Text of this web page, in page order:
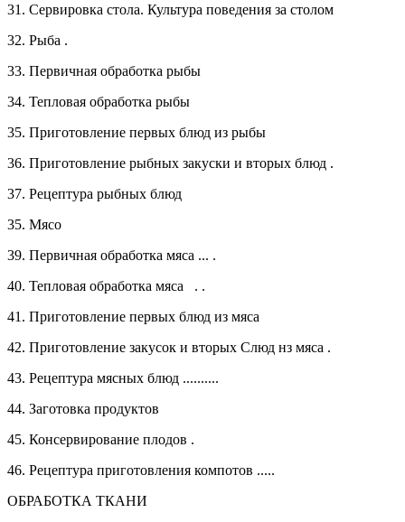
31. Сервировка стола. Культура поведения за столом
32. Рыба .
33. Первичная обработка рыбы
34. Тепловая обработка рыбы
35. Приготовление первых блюд из рыбы
36. Приготовление рыбных закуски и вторых блюд .
37. Рецептура рыбных блюд
35. Мясо
39. Первичная обработка мяса ... .
40. Тепловая обработка мяса
. .
41. Приготовление первых блюд из мяса
42. Приготовление закусок и вторых Слюд нз мяса .
43. Рецептура мясных блюд ..........
44. Заготовка продуктов
45. Консервирование плодов .
46. Рецептура приготовления компотов .....
ОБРАБОТКА ТКАНИ